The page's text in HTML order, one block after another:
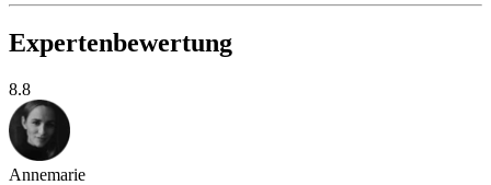
Expertenbewertung
8.8
Annemarie